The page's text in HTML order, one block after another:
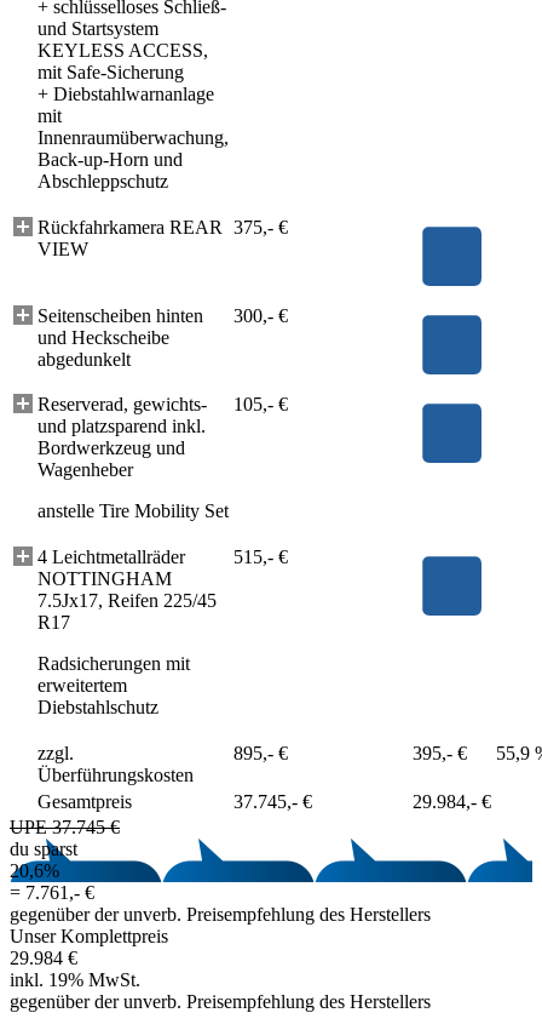
+ schlüsselloses Schließ-
und Startsystem
KEYLESS ACCESS,
mit Safe-Sicherung
+ Diebstahlwarnanlage
mit
Innenraumüberwachung,
Back-up-Horn und
Abschleppschutz
Rückfahrkamera REAR
VIEW
375,- €
Seitenscheiben hinten
und Heckscheibe
abgedunkelt
300,- €
Reserverad, gewichts-
und platzsparend inkl.
Bordwerkzeug und
Wagenheber
anstelle Tire Mobility Set
105,- €
4 Leichtmetallräder
NOTTINGHAM
7.5Jx17, Reifen 225/45
R17
Radsicherungen mit
erweitertem
Diebstahlschutz
515,- €
zzgl.
Überführungskosten
895,- € 395,- € 55,9
Gesamtpreis 37.745,- €
29.984,- €
UPE 37.745 €
du sparst
20,6%
= 7.761,- €
gegenüber der unverb. Preisempfehlung des Herstellers
Unser Komplettpreis
29.984 €
inkl. 19% MwSt.
gegenüber der unverb. Preisempfehlung des Herstellers